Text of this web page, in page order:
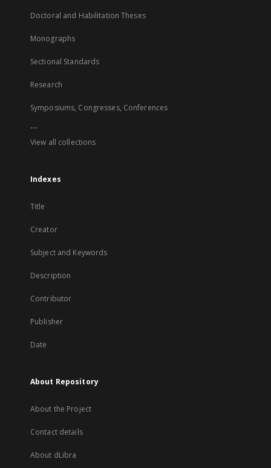
Doctoral and Habilitation Theses
Monographs
Sectional Standards
Research
Symposiums, Congresses, Conferences
...
View all collections
Indexes
Title
Creator
Subject and Keywords
Description
Contributor
Publisher
Date
About Repository
About the Project
Contact details
About dLibra